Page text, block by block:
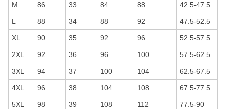
M 86 33 84 88 42.5-47.5
L 88 34 88 92 47.5-52.5
XL 90 35 92 96 52.5-57.5
2XL 92 36 96 100 57.5-62.5
3XL 94 37 100 104 62.5-67.5
4XL 96 38 104 108 67.5-77.5
5XL 98 39 108 112 77.5-90